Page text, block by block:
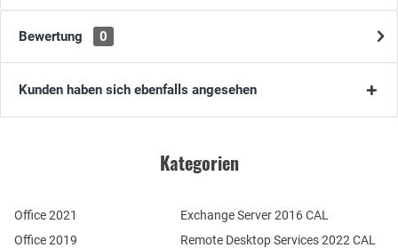
Bewertung 0
Kunden haben sich ebenfalls angesehen
Kategorien
Office 2021
Office 2019
Remote Desktop Services 2022 CAL
Exchange Server 2016 CAL